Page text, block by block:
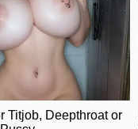
Titjob, Deepthroat or